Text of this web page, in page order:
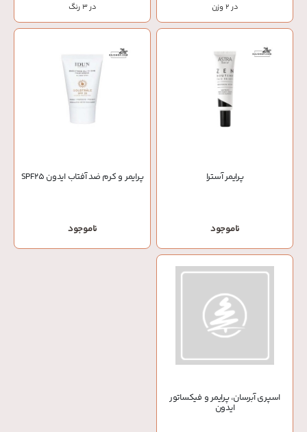
در 2 وزن در 3 رنگ
پرایمر آسترا
ناموجود
پرایمر و کرم ضد آفتاب ایدون SPF25
ناموجود
اسپری آبرسان، پرایمر و فیکساتور
ایدون